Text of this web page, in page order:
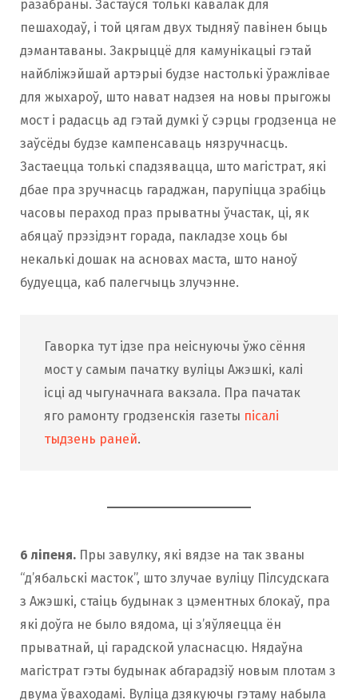
разабраны. Застаўся толькі кавалак для
пешаходаў, і той цягам двух тыдняў павінен быць
дэмантаваны. Закрыццё для камунікацыі гэтай
найбліжэйшай артэрыі будзе настолькі ўражлівае
для жыхароў, што нават надзея на новы прыгожы
мост і радасць ад гэтай думкі ў сэрцы гродзенца не
заўсёды будзе кампенсаваць нязручнасць.
Застаецца толькі спадзявацца, што магістрат, які
дбае пра зручнасць гараджан, парупіцца зрабіць
часовы пераход праз прыватны ўчастак, ці, як
абяцаў прэзідэнт горада, пакладзе хоць бы
некалькі дошак на асновах маста, што наноў
будуецца, каб палегчыць злучэнне.
Гаворка тут ідзе пра неіснуючы ўжо сёння
мост у самым пачатку вуліцы Ажэшкі, калі
ісці ад чыгуначнага вакзала. Пра пачатак
яго рамонту гродзенскія газеты пісалі
тыдзень раней.
6 ліпеня. Пры завулку, які вядзе на так званы
“д’ябальскі масток”, што злучае вуліцу Пілсудскага
з Ажэшкі, стаіць будынак з цэментных блокаў, пра
які доўга не было вядома, ці з’яўляецца ён
прыватнай, ці гарадской уласнасцю. Нядаўна
магістрат гэты будынак абгарадзіў новым плотам з
двума ўваходамі. Вуліца дзякуючы гэтаму набыла